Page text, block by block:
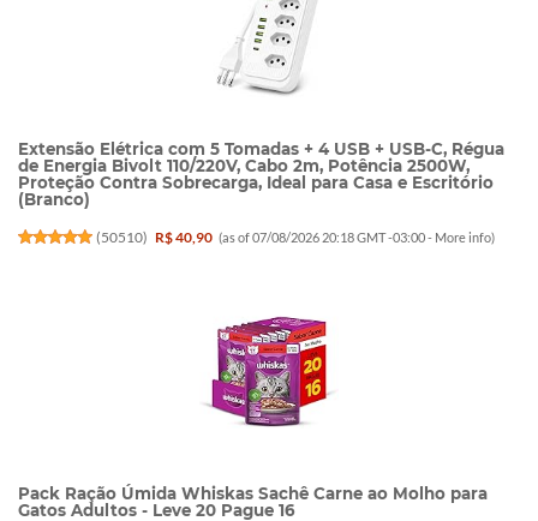
Extensão Elétrica com 5 Tomadas + 4 USB + USB-C, Régua
de Energia Bivolt 110/220V, Cabo 2m, Potência 2500W,
Proteção Contra Sobrecarga, Ideal para Casa e Escritório
(Branco)
(50510) R$ 40,90 (as of 07/08/2026 20:18 GMT -03:00 - More info)
Pack Ração Úmida Whiskas Sachê Carne ao Molho para
Gatos Adultos - Leve 20 Pague 16